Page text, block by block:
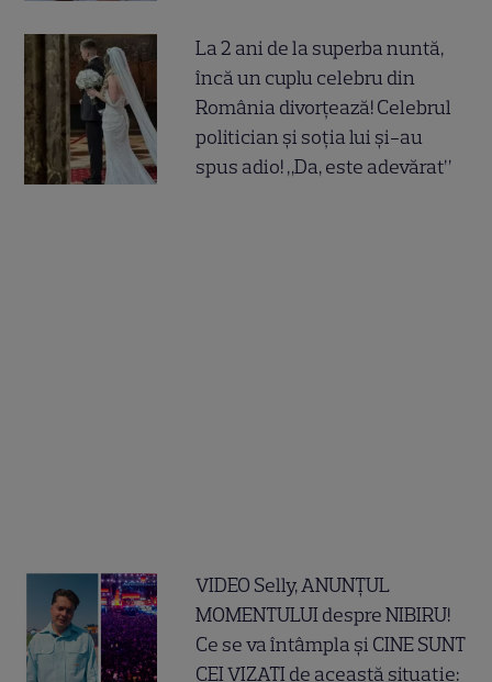
La 2 ani de la superba nuntă,
încă un cuplu celebru din
România divorțează! Celebrul
politician și soția lui și-au
spus adio! „Da, este adevărat”
VIDEO Selly, ANUNȚUL
MOMENTULUI despre NIBIRU!
Ce se va întâmpla și CINE SUNT
CEI VIZAȚI de această situație: